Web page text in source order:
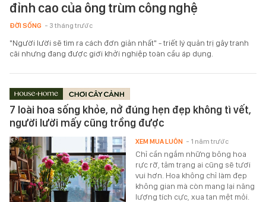
đỉnh cao của ông trùm công nghệ
ĐỜI SỐNG - 3 tháng trước
"Người lười sẽ tìm ra cách đơn giản nhất" - triết lý quản trị gây tranh
cãi nhưng đang được giới khởi nghiệp toàn cầu áp dụng.
7 loài hoa sống khỏe, nở đúng hẹn đẹp không tì vết,
người lười mấy cũng trồng được
Chỉ cần ngắm những bông hoa
rực rỡ, tâm trạng ai cũng sẽ tươi
vui hơn. Hoa không chỉ làm đẹp
không gian mà còn mang lại năng
lượng tích cực, xua tan mệt mỏi.
XEM MUA LUÔN - 1 năm trước